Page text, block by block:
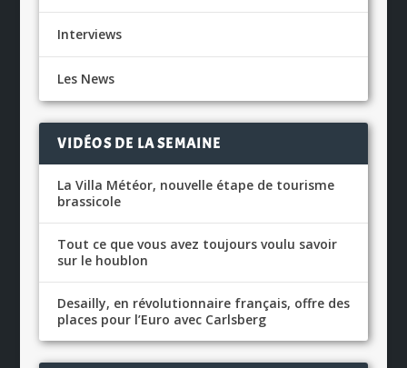
Interviews
Les News
VIDÉOS DE LA SEMAINE
La Villa Météor, nouvelle étape de tourisme
brassicole
Tout ce que vous avez toujours voulu savoir
sur le houblon
Desailly, en révolutionnaire français, offre des
places pour l’Euro avec Carlsberg